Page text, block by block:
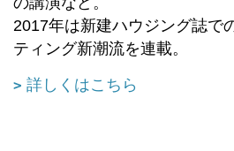
2017年は新建ハウジング誌で
ティング新潮流を連載。
詳しくはこちら